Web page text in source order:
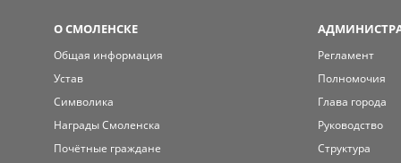
О СМОЛЕНСКЕ
Общая информация
Устав
Символика
Награды Смоленска
Почётные граждане
Регламент
Полномочия
Глава города
Руководство
Структура